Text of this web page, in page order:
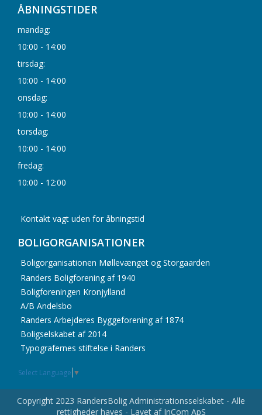
ÅBNINGSTIDER
mandag:
10:00 - 14:00
tirsdag:
10:00 - 14:00
onsdag:
10:00 - 14:00
torsdag:
10:00 - 14:00
fredag:
10:00 - 12:00
Kontakt vagt uden for åbningstid
BOLIGORGANISATIONER
Boligorganisationen Møllevænget og Storgaarden
Randers Boligforening af 1940
Boligforeningen Kronjylland
A/B Andelsbo
Randers Arbejderes Byggeforening af 1874
Boligselskabet af 2014
Typografernes stiftelse i Randers
Select Language ▼
Copyright 2023 RandersBolig Administrationsselskabet - Alle
rettigheder haves - Lavet af InCom ApS